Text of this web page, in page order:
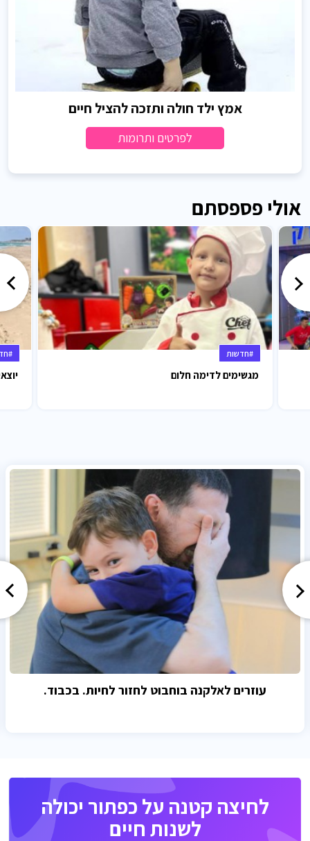
אמץ ילד חולה ותזכה להציל חיים
לפרטים ותרומות
אולי פספסתם
#חדשות
מגשימים לדימה חלום
עוזרים לאלקנה בוחבוט לחזור לחיות. בכבוד.
לחיצה קטנה על כפתור יכולה
לשנות חיים